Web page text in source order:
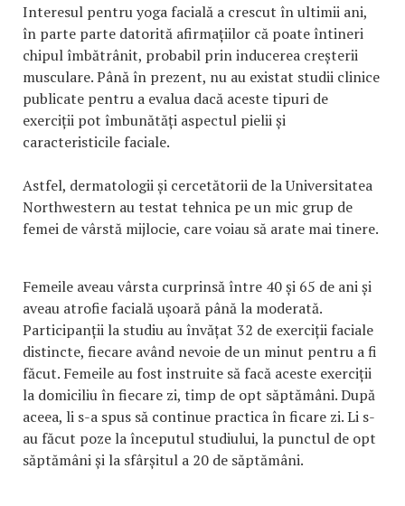
Interesul pentru yoga facială a crescut în ultimii ani,
în parte parte datorită afirmațiilor că poate întineri
chipul îmbătrânit, probabil prin inducerea creșterii
musculare. Până în prezent, nu au existat studii clinice
publicate pentru a evalua dacă aceste tipuri de
exerciții pot îmbunătăți aspectul pielii și
caracteristicile faciale.
Astfel, dermatologii și cercetătorii de la Universitatea
Northwestern au testat tehnica pe un mic grup de
femei de vârstă mijlocie, care voiau să arate mai tinere.
Femeile aveau vârsta curprinsă între 40 și 65 de ani și
aveau atrofie facială ușoară până la moderată.
Participanții la studiu au învățat 32 de exerciții faciale
distincte, fiecare având nevoie de un minut pentru a fi
făcut. Femeile au fost instruite să facă aceste exerciții
la domiciliu în fiecare zi, timp de opt săptămâni. După
aceea, li s-a spus să continue practica în ficare zi. Li s-
au făcut poze la începutul studiului, la punctul de opt
săptămâni și la sfârșitul a 20 de săptămâni.